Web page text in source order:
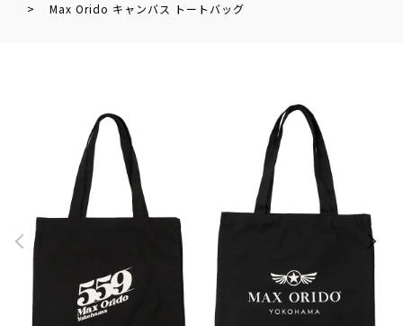
Max Orido キャンバス トートバッグ